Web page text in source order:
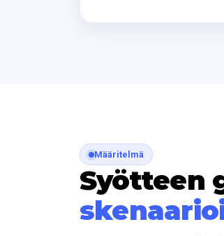
Määritelmä
Syötteen